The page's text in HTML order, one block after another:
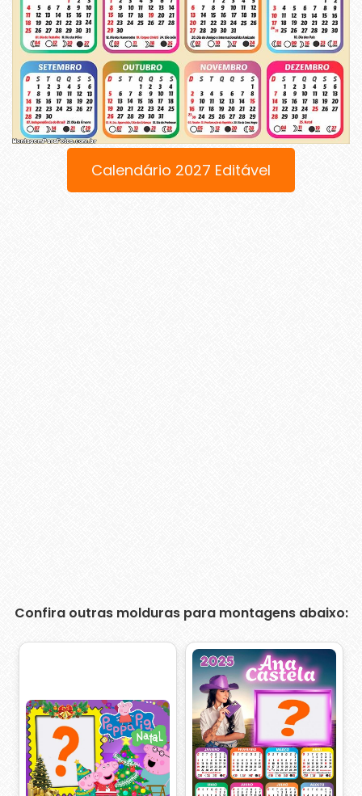
Calendário 2027 Editável
Confira outras molduras para montagens abaixo: